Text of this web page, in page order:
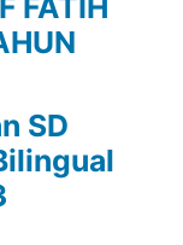
FATIH
SD